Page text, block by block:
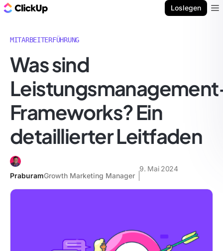
Loslegen
MITARBEITERFÜHRUNG
Was sind
Frameworks? Ein
detaillierter Leitfaden
PraburamGrowth Marketing Manager
9. Mai 2024